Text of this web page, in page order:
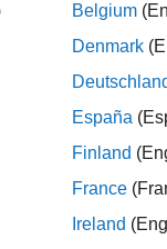
Creation
Get initialize
Belgium
Denmark
España
Finland
France
Ireland